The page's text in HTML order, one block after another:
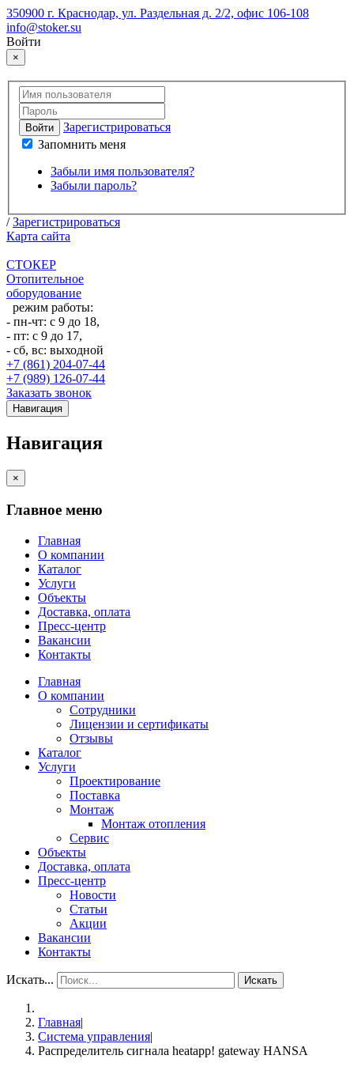
350900 г. Краснодар, ул. Раздельная д. 2/2, офис 106-108
info@stoker.su
Войти
×
Войти
Зарегистрироваться
Запомнить меня
Забыли имя пользователя?
Забыли пароль?
/Зарегистрироваться
Карта сайта
СТОКЕР
Отопительное
оборудование
режим работы:
- пн-чт: с 9 до 18,
- пт: с 9 до 17,
- сб, вс: выходной
+7 (861) 204-07-44
+7 (989) 126-07-44
Заказать звонок
Навигация
Навигация
×
Главное меню
Главная
О компании
Каталог
Услуги
Объекты
Доставка, оплата
Пресс-центр
Вакансии
Контакты
Главная
О компании
Сотрудники
Лицензии и сертификаты
Отзывы
Каталог
Услуги
Проектирование
Поставка
Монтаж
Монтаж отопления
Сервис
Объекты
Доставка, оплата
Пресс-центр
Новости
Статьи
Акции
Вакансии
Контакты
Искать... Искать
Главная|
Система управления|
Распределитель сигнала heatapp! gateway HANSA